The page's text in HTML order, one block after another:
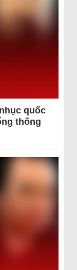
quốc
thống